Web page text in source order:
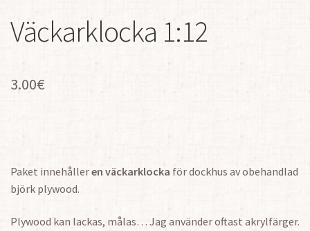
Väckarklocka 1:12
3.00€
Paket innehålleren väckarklocka för dockhus av obehandlad
björk plywood.
Plywood kan lackas, målas… Jag använder oftast akrylfärger.